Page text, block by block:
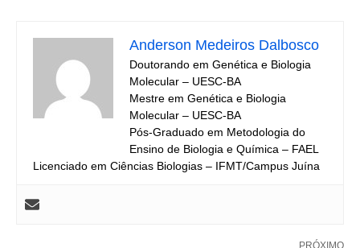
Anderson Medeiros Dalbosco
Doutorando em Genética e Biologia
Molecular – UESC-BA
Mestre em Genética e Biologia
Molecular – UESC-BA
Pós-Graduado em Metodologia do
Ensino de Biologia e Química – FAEL
Licenciado em Ciências Biologias – IFMT/Campus Juína
PRÓXIMO